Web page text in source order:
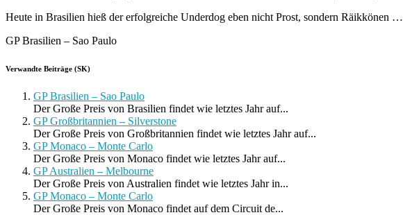
Heute in Brasilien hieß der erfolgreiche Underdog eben nicht Prost, sondern Räikkönen …
GP Brasilien – Sao Paulo
Verwandte Beiträge (SK)
GP Brasilien – Sao Paulo
Der Große Preis von Brasilien findet wie letztes Jahr auf...
GP Großbritannien – Silverstone
Der Große Preis von Großbritannien findet wie letztes Jahr auf...
GP Monaco – Monte Carlo
Der Große Preis von Monaco findet wie letztes Jahr auf...
GP Australien – Melbourne
Der Große Preis von Australien findet wie letztes Jahr in...
GP Monaco – Monte Carlo
Der Große Preis von Monaco findet auf dem Circuit de...